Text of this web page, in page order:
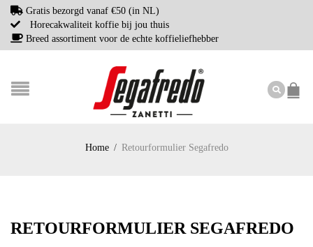
Gratis bezorgd vanaf €50 (in NL)
Horecakwaliteit koffie bij jou thuis
Breed assortiment voor de echte koffieliefhebber
Home / Retourformulier Segafredo
RETOURFORMULIER SEGAFREDO